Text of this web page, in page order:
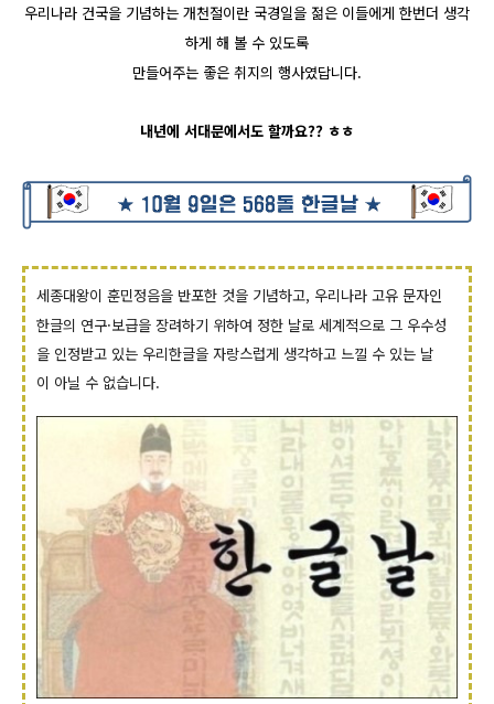
우리나라 건국을 기념하는 개천절이란 국경일을 젊은 이들에게 한번더 생각
하게 해 볼 수 있도록
만들어주는 좋은 취지의 행사였답니다.
내년에 서대문에서도 할까요?? ㅎㅎ
세종대왕이 훈민정음을 반포한 것을 기념하고, 우리나라 고유 문자인
한글의 연구·보급을 장려하기 위하여 정한 날로 세계적으로 그 우수성
을 인정받고 있는 우리한글을 자랑스럽게 생각하고 느낄 수 있는 날
이 아닐 수 없습니다.